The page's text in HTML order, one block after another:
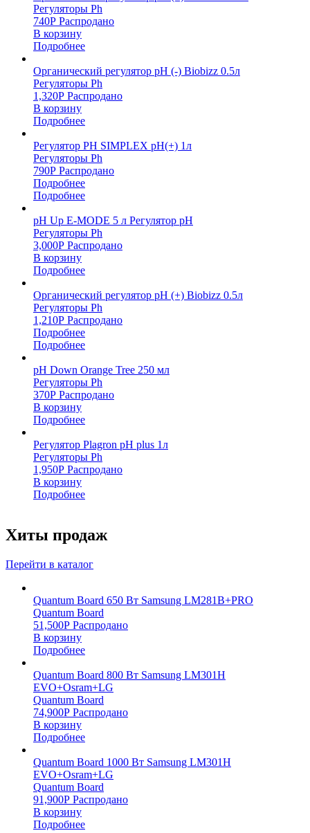
Регуляторы Ph
740Р Распродано
В корзину
Подробнее
Органический регулятор pH (-) Biobizz 0.5л
Регуляторы Ph
1,320Р Распродано
В корзину
Подробнее
Регулятор PH SIMPLEX рН(+) 1л
Регуляторы Ph
790Р Распродано
Подробнее
Подробнее
pH Up E-MODE 5 л Регулятор pH
Регуляторы Ph
3,000Р Распродано
В корзину
Подробнее
Органический регулятор pH (+) Biobizz 0.5л
Регуляторы Ph
1,210Р Распродано
Подробнее
Подробнее
pH Down Orange Tree 250 мл
Регуляторы Ph
370Р Распродано
В корзину
Подробнее
Регулятор Plagron pH plus 1л
Регуляторы Ph
1,950Р Распродано
В корзину
Подробнее
Хиты продаж
Перейти в каталог
Quantum Board 650 Вт Samsung LM281B+PRO
Quantum Board
51,500Р Распродано
В корзину
Подробнее
Quantum Board 800 Вт Samsung LM301H
EVO+Osram+LG
Quantum Board
74,900Р Распродано
В корзину
Подробнее
Quantum Board 1000 Вт Samsung LM301H
EVO+Osram+LG
Quantum Board
91,900Р Распродано
В корзину
Подробнее